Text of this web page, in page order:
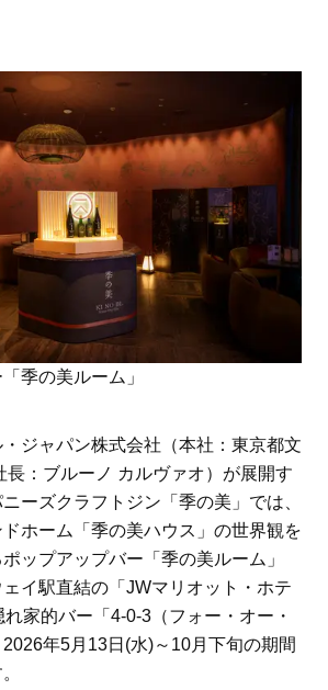
季の美ルーム」
ジャパン株式会社（本社：東京都文
長：ブルーノ カルヴァオ）が展開す
ーズクラフトジン「季の美」では、
ホーム「季の美ハウス」の世界観を
ップアップバー「季の美ルーム」
イ駅直結の「JWマリオット・ホテ
家的バー「4-0-3（フォー・オー・
年5月13日(水)～10月下旬の期間